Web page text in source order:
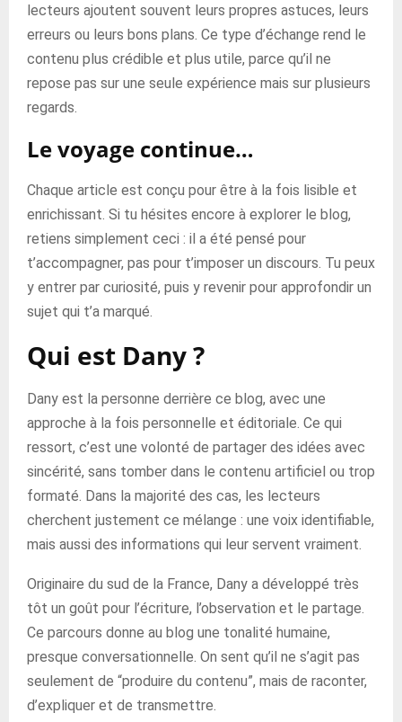
lecteurs ajoutent souvent leurs propres astuces, leurs
erreurs ou leurs bons plans. Ce type d’échange rend le
contenu plus crédible et plus utile, parce qu’il ne
repose pas sur une seule expérience mais sur plusieurs
regards.
Le voyage continue…
Chaque article est conçu pour être à la fois lisible et
enrichissant. Si tu hésites encore à explorer le blog,
retiens simplement ceci : il a été pensé pour
t’accompagner, pas pour t’imposer un discours. Tu peux
y entrer par curiosité, puis y revenir pour approfondir un
sujet qui t’a marqué.
Qui est Dany ?
Dany est la personne derrière ce blog, avec une
approche à la fois personnelle et éditoriale. Ce qui
ressort, c’est une volonté de partager des idées avec
sincérité, sans tomber dans le contenu artificiel ou trop
formaté. Dans la majorité des cas, les lecteurs
cherchent justement ce mélange : une voix identifiable,
mais aussi des informations qui leur servent vraiment.
Originaire du sud de la France, Dany a développé très
tôt un goût pour l’écriture, l’observation et le partage.
Ce parcours donne au blog une tonalité humaine,
presque conversationnelle. On sent qu’il ne s’agit pas
seulement de “produire du contenu”, mais de raconter,
d’expliquer et de transmettre.